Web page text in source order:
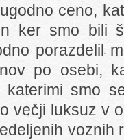
ceno,
ker smo bili
porazdelil
po osebi,
katerimi smo
večji luksuz v
voznih